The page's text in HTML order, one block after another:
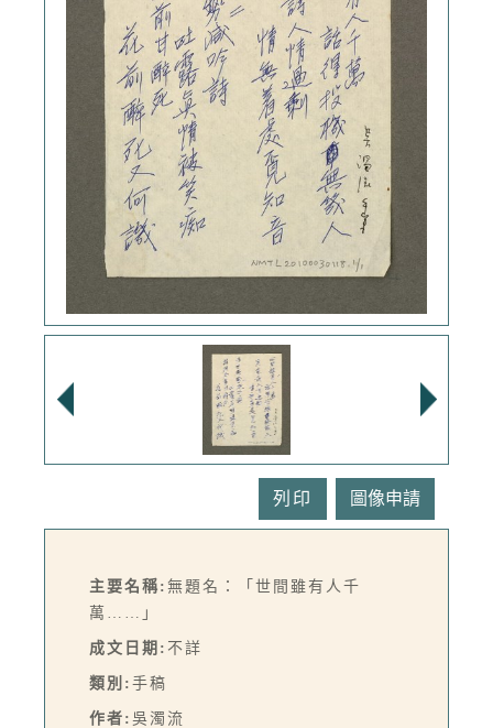
列印
主要名稱: 無題名：「世間雖有人千
萬……」
成文日期: 不詳
類別: 手稿
作者: 吳濁流